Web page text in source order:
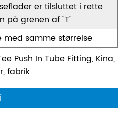
er tilsluttet i rette
på grenen af ​​"T"
med samme størrelse
Push In Tube Fitting, Kina,
fabrik